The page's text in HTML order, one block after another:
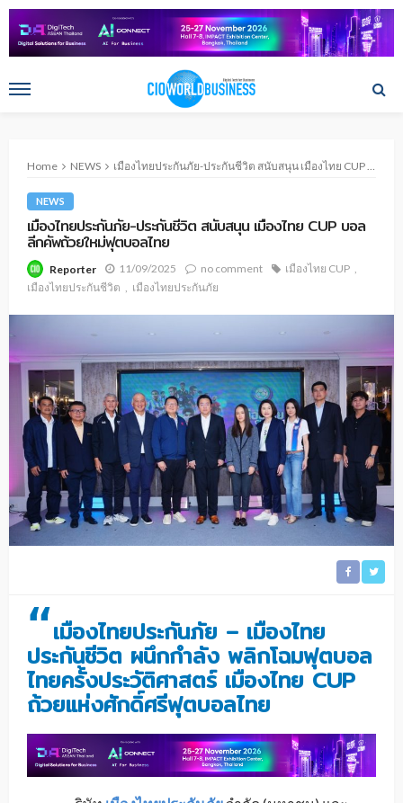
Home NEWS เมืองไทยประกันภัย-ประกันชีวิต สนับสนุน เมืองไทย CUP บอลลีกคัพถ้วยใหม่ฟุตบอลไทย
NEWS
เมืองไทยประกันภัย-ประกันชีวิต สนับสนุน เมืองไทย CUP บอล
ลีกคัพถ้วยใหม่ฟุตบอลไทย
Reporter 11/09/2025 no comment
เมืองไทย CUP
เมืองไทยประกันชีวิต
เมืองไทยประกันภัย
“เมืองไทยประกันภัย – เมืองไทย
ประกันชีวิต ผนึกกำลัง พลิกโฉมฟุตบอล
ไทยครั้งประวัติศาสตร์ เมืองไทย CUP
ถ้วยแห่งศักดิ์ศรีฟุตบอลไทย